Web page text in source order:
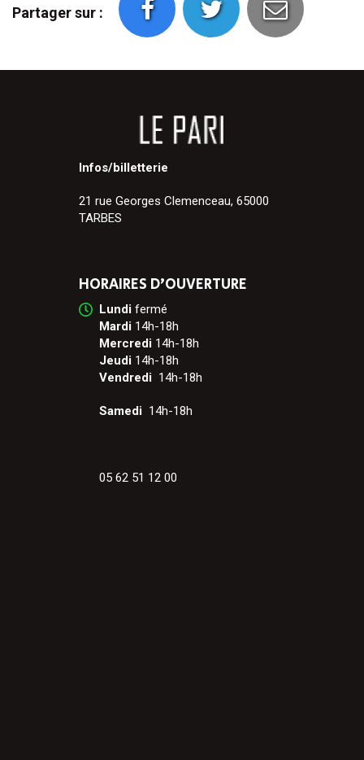
Partager sur :
Infos/billetterie
21 rue Georges Clemenceau, 65000
TARBES
HORAIRES D’OUVERTURE
Lundi fermé
Mardi 14h-18h
Mercredi 14h-18h
Jeudi 14h-18h
Vendredi 14h-18h
Samedi 14h-18h
05 62 51 12 00